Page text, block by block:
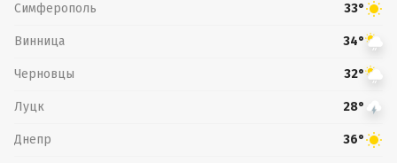
Симферополь 33°
Винница 34°
Черновцы 32°
Луцк 28°
Днепр 36°